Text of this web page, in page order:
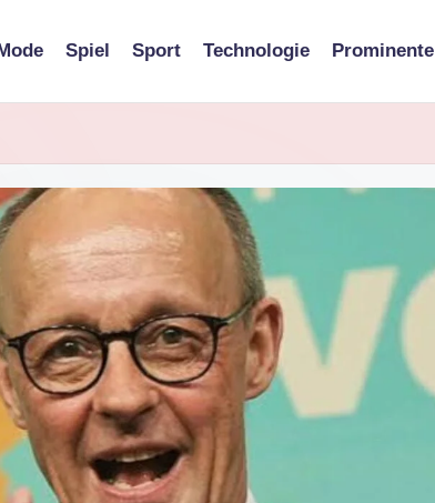
Mode Spiel Sport Technologie Prominente